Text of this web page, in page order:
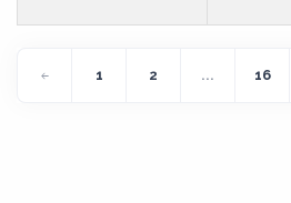
1 2 ... 16